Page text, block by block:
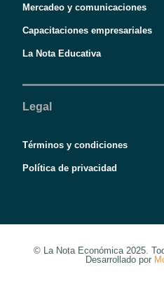
Mercadeo y comunicaciones
Capacitaciones empresariales
La Nota Educativa
Legal
Términos y condiciones
Política de privacidad
© La Nota Económica 2025.
Desarrollado por